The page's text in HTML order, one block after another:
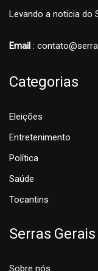
Levando a noticia do
Email :
Categorias
Eleições
Entretenimento
Política
Saúde
Tocantins
Serras Gerais
Sobre nós